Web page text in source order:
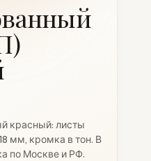
красный: листы
мм, кромка в тон. В
по Москве и РФ.